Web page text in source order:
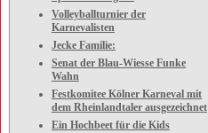
Volleyballturnier der
Karnevalisten
Jecke Familie:
Senat der Blau-Wiesse Funke
Wahn
Festkomitee Kölner Karneval mit
dem Rheinlandtaler ausgezeichnet
Ein Hochbeet für die Kids